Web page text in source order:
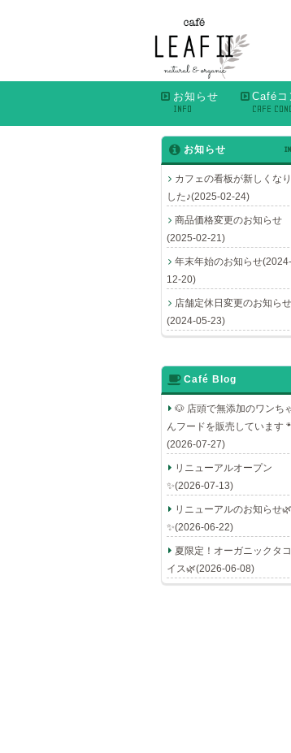
お知らせ
INFO
Caféコ
CAFE
お知らせ
カフェの看板が新しくな
した♪(2025-02-24)
商品価格変更のお知らせ
(2025-02-21)
年末年始のお知らせ(2024-
12-20)
店舗定休日変更のお知らせ
(2024-05-23)
Café Blog
🐶 店頭で無添加のワンち
んフードを販売しています
(2026-07-27)
リニューアルオープン
✨(2026-07-13)
リニューアルのお知らせ🌿
✨(2026-06-22)
夏限定！オーガニックタ
イス🌿(2026-06-08)